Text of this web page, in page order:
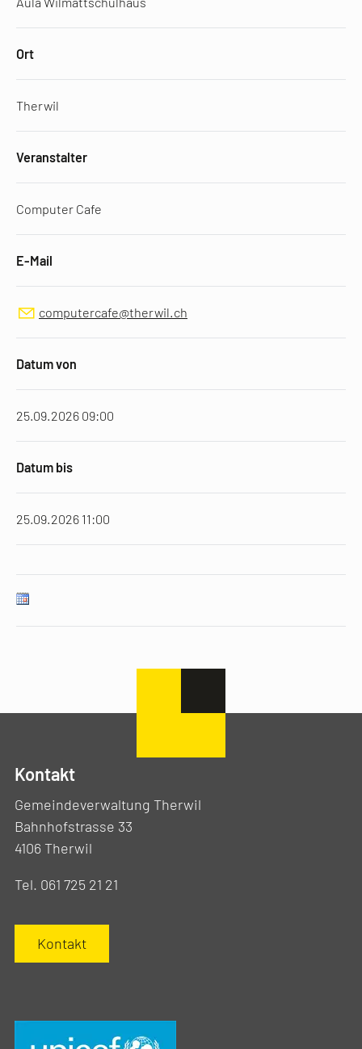
Ort
Therwil
Veranstalter
Computer Cafe
E-Mail
computercafe@therwil.ch
Datum von
25.09.2026 09:00
Datum bis
25.09.2026 11:00
Kontakt
Gemeindeverwaltung Therwil
Bahnhofstrasse 33
4106 Therwil
Tel. 061 725 21 21
Kontakt